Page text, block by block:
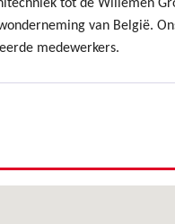
tot de Willemen
van België.
medewerkers.